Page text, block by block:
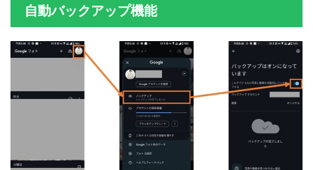
自動バックアップ機能